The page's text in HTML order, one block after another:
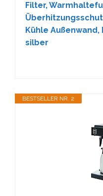
Filter,
Kühle
silber
BESTSELLER NR. 2